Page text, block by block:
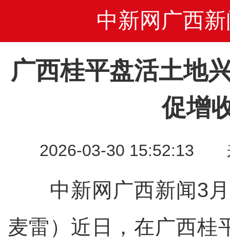
中新网广西新
广西桂平盘活土地
促增
2026-03-30 15:52:13
中新网广西新闻3月
麦雷）近日，在广西桂